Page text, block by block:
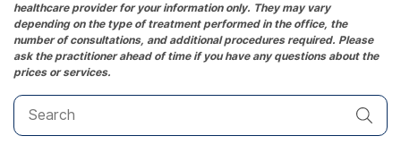
question
mark
key
to
get
the
keyboard
healthcare provider for your information only. They may vary
depending on the type of treatment performed in the office, the
number of consultations, and additional procedures required. Please
ask the practitioner ahead of time if you have any questions about the
prices or services.